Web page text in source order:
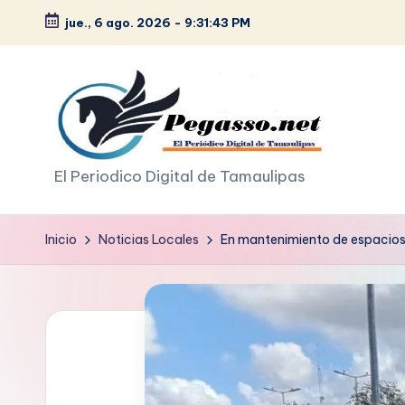
Saltar
contenido
jue., 6 ago. 2026 - 9:31:45 PM
p
e
g
El Periodico Digital de Tamaulipas
Inicio Noticias Locales En mantenimiento de